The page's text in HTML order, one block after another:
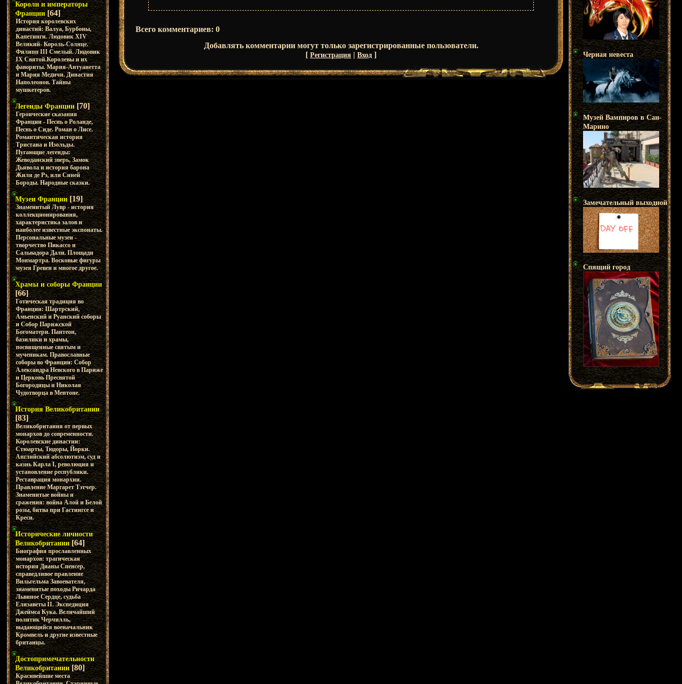
Короли и императоры
Франции [64]
История королевских
династий: Валуа, Бурбоны,
Капетинги. Людовик XIV
Великий- Король-Солнце.
Филипп III Смелый. Людовик
IX Святой.Королевы и их
фавориты. Мария-Антуанетта
и Мария Медичи. Династия
Наполеонов. Тайны
мушкетеров.
Легенды Франции [70]
Героические сказания
Франции - Песнь о Роланде,
Песнь о Сиде. Роман о Лисе.
Романтическая история
Тристана и Изольды.
Пугающие легенды:
Жеводанский зверь, Замок
Дьявола и история барона
Жиля де Рэ, или Синей
Бороды. Народные сказки.
Музеи Франции [19]
Знаменитый Лувр - история
коллекционирования,
характеристика залов и
наиболее известные экспонаты.
Персональные музеи -
творчество Пикассо и
Сальвадора Дали. Площади
Монмартра. Восковые фигуры
музея Гревен и многое другое.
Храмы и соборы Франции
[66]
Готическая традиция во
Франции: Шартрский,
Амьенский и Руанский соборы
и Собор Парижской
Богоматери. Пантеон,
базилики и храмы,
посвященные святым и
мученикам. Православные
соборы во Франции: Собор
Александра Невского в Париже
и Церковь Пресвятой
Богородицы и Николая
Чудотворца в Ментоне.
История Великобритании
[83]
Великобритания от первых
монархов до современности.
Королевские династии:
Стюарты, Тюдоры, Йорки.
Английский абсолютизм, суд и
казнь Карла I, революция и
установление республики.
Реставрация монархии.
Правление Маргарет Тэтчер.
Знаменитые войны и
сражения: война Алой и Белой
розы, битва при Гастингсе и
Креси.
Исторические личности
Великобритании [64]
Биография прославленных
монархов: трагическая
история Дианы Спенсер,
справедливое правление
Вильгельма Завоевателя,
знаменитые походы Ричарда
Львиное Сердце, судьба
Елизаветы II. Экспедиция
Джеймса Кука. Величайший
политик Черчилль,
выдающийся военачальник
Кромвель и другие известные
британцы.
Достопримечательности
Великобритании [80]
Красивейшие места
Всего комментариев: 0
Добавлять комментарии могут только зарегистрированные пользователи.
[ Регистрация | Вход ] Черная невеста
Музей Вампиров в Сан-
Марино
Замечательный выходной
Спящий город